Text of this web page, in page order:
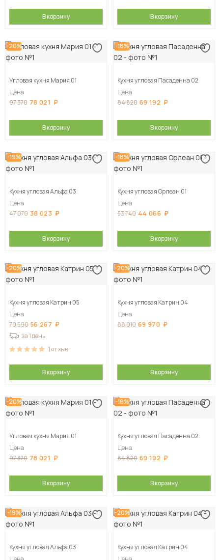
В корзину В корзину
-20%
Угловая кухня Мария 01
Цена
97 370 78 021
В корзину
-18%
Кухня угловая Пасаденна 02
Цена
84 820 69 192
В корзину
-19%
Кухня угловая Альфа 03
Цена
47 070 38 023
В корзину
-18%
Кухня угловая Орлеан 01
Цена
53 740 44 066
В корзину
-20%
Кухня угловая Катрин 05
Цена
70 590 56 267
за 1 день
1отзыв
В корзину
-20%
Кухня угловая Катрин 04
Цена
88 010 69 970
В корзину
-20%
Угловая кухня Мария 01
Цена
97 370 78 021
В корзину
-18%
Кухня угловая Пасаденна 02
Цена
84 820 69 192
В корзину
-19%
Кухня угловая Альфа 03
-20%
Кухня угловая Катрин 04